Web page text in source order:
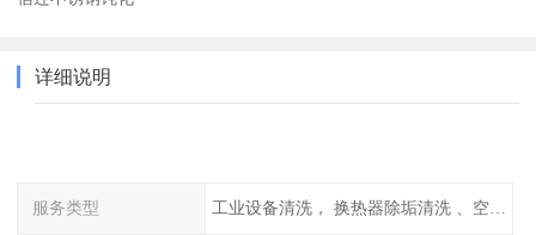
详细说明
服务类型 工业设备清洗， 换热器除垢清洗 、空调清洗等